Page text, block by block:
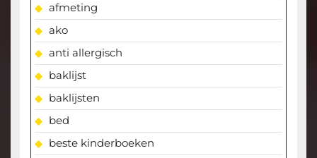
afmeting
ako
anti allergisch
baklijst
baklijsten
bed
beste kinderboeken